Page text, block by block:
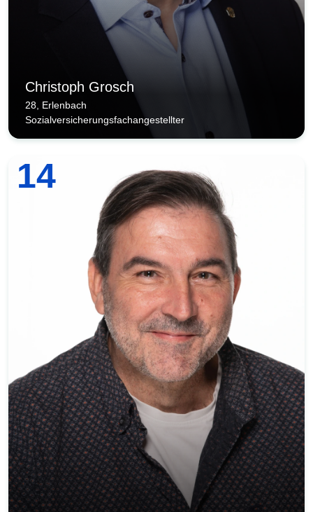
Christoph Grosch
28, Erlenbach
Sozialversicherungsfachangestellter
14